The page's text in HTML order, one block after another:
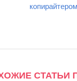
СТАТЬИ